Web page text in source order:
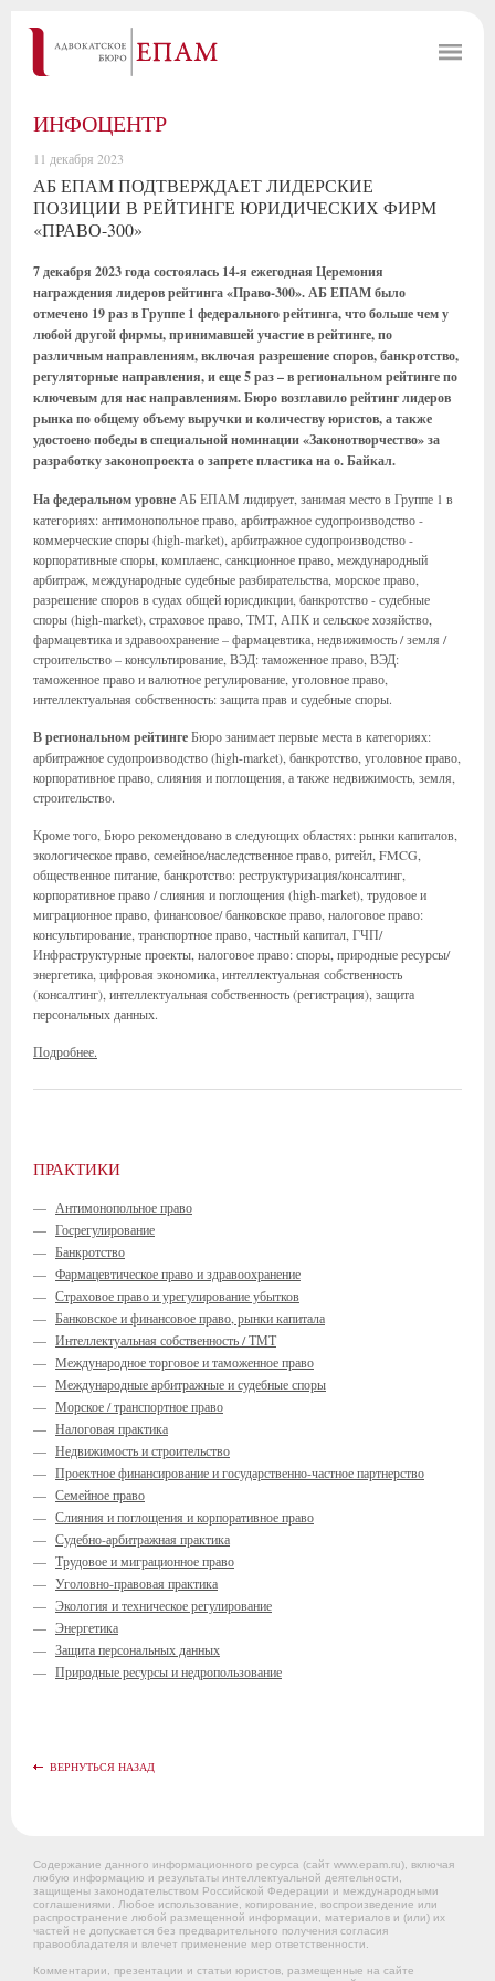
ИНФОЦЕНТР
11 декабря 2023
АБ ЕПАМ ПОДТВЕРЖДАЕТ ЛИДЕРСКИЕ
ПОЗИЦИИ В РЕЙТИНГЕ ЮРИДИЧЕСКИХ ФИРМ
«ПРАВО-300»
7 декабря 2023 года состоялась 14-я ежегодная Церемония
награждения лидеров рейтинга «Право-300». АБ ЕПАМ было
отмечено 19 раз в Группе 1 федерального рейтинга, что больше чем у
любой другой фирмы, принимавшей участие в рейтинге, по
различным направлениям, включая разрешение споров, банкротство,
регуляторные направления, и еще 5 раз – в региональном рейтинге по
ключевым для нас направлениям. Бюро возглавило рейтинг лидеров
рынка по общему объему выручки и количеству юристов, а также
удостоено победы в специальной номинации «Законотворчество» за
разработку законопроекта о запрете пластика на о. Байкал.
На федеральном уровне АБ ЕПАМ лидирует, занимая место в Группе 1 в
категориях: антимонопольное право, арбитражное судопроизводство -
коммерческие споры (high-market), арбитражное судопроизводство -
корпоративные споры, комплаенс, санкционное право, международный
арбитраж, международные судебные разбирательства, морское право,
разрешение споров в судах общей юрисдикции, банкротство - судебные
споры (high-market), страховое право, ТМТ, АПК и сельское хозяйство,
фармацевтика и здравоохранение – фармацевтика, недвижимость / земля /
строительство – консультирование, ВЭД: таможенное право, ВЭД:
таможенное право и валютное регулирование, уголовное право,
интеллектуальная собственность: защита прав и судебные споры.
В региональном рейтингеБюро занимает первые места в категориях:
арбитражное судопроизводство (high-market), банкротство, уголовное право,
корпоративное право, слияния и поглощения, а также недвижимость, земля,
строительство.
Кроме того, Бюро рекомендовано в следующих областях: рынки капиталов,
экологическое право, семейное/наследственное право, ритейл, FMCG,
общественное питание, банкротство: реструктуризация/консалтинг,
корпоративное право / слияния и поглощения (high-market), трудовое и
миграционное право, финансовое/ банковское право, налоговое право:
консультирование, транспортное право, частный капитал, ГЧП/
Инфраструктурные проекты, налоговое право: споры, природные ресурсы/
энергетика, цифровая экономика, интеллектуальная собственность
(консалтинг), интеллектуальная собственность (регистрация), защита
персональных данных.
Подробнее.
ПРАКТИКИ
— Антимонопольное право
— Госрегулирование
— Банкротство
— Фармацевтическое право и здравоохранение
— Страховое право и урегулирование убытков
— Банковское и финансовое право, рынки капитала
— Интеллектуальная собственность / ТМТ
— Международное торговое и таможенное право
— Международные арбитражные и судебные споры
— Морское / транспортное право
— Налоговая практика
— Недвижимость и строительство
— Проектное финансирование и государственно-частное партнерство
— Семейное право
— Слияния и поглощения и корпоративное право
— Судебно-арбитражная практика
— Трудовое и миграционное право
— Уголовно-правовая практика
— Экология и техническое регулирование
— Энергетика
— Защита персональных данных
— Природные ресурсы и недропользование
ВЕРНУТЬСЯ НАЗАД
Содержание данного информационного ресурса (сайт www.epam.ru), включая
любую информацию и результаты интеллектуальной деятельности,
защищены законодательством Российской Федерации и международными
соглашениями. Любое использование, копирование, воспроизведение или
распространение любой размещенной информации, материалов и (или) их
частей не допускается без предварительного получения согласия
правообладателя и влечет применение мер ответственности.
Комментарии, презентации и статьи юристов, размещенные на сайте